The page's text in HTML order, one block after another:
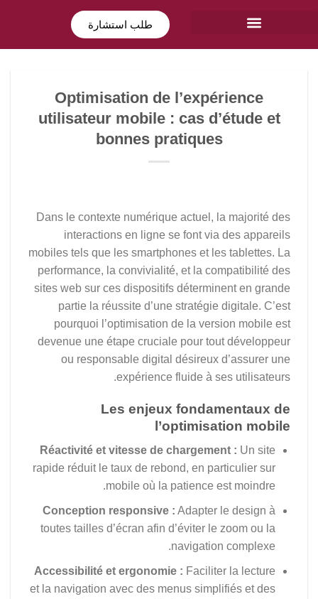
طلب استشارة
Optimisation de l’expérience
utilisateur mobile : cas d’étude et
bonnes pratiques
Dans le contexte numérique actuel, la majorité des
interactions en ligne se font via des appareils
mobiles tels que les smartphones et les tablettes. La
performance, la convivialité, et la compatibilité des
sites web sur ces dispositifs déterminent en grande
partie la réussite d’une stratégie digitale. C’est
pourquoi l’optimisation de la version mobile est
devenue une étape cruciale pour tout développeur
ou responsable digital désireux d’assurer une
expérience fluide à ses utilisateurs.
Les enjeux fondamentaux de
l’optimisation mobile
Réactivité et vitesse de chargement : Un site
rapide réduit le taux de rebond, en particulier sur
mobile où la patience est moindre.
Conception responsive : Adapter le design à
toutes tailles d’écran afin d’éviter le zoom ou la
navigation complexe.
Accessibilité et ergonomie : Faciliter la lecture
et la navigation avec des menus simplifiés et des